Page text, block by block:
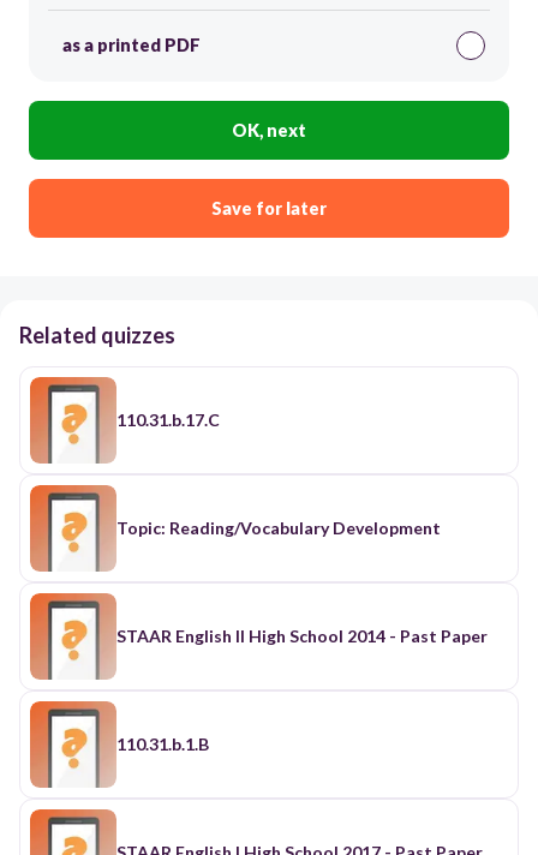
as a printed PDF
OK, next
Save for later
Related quizzes
110.31.b.17.C
Topic: Reading/Vocabulary Development
STAAR English II High School 2014 - Past Paper
110.31.b.1.B